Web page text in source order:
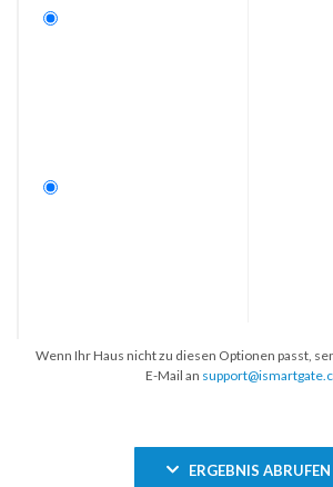
Wenn Ihr Haus nicht zu diesen Optionen passt,
E-Mail an
ERGEBNIS ABRUFEN